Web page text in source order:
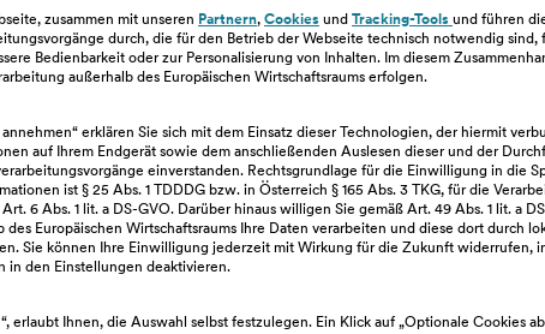
Fragen zu deinem Kredit
z. B. Antrag, Kreditrahmen, Bonität,
Sondertilgung, Sicherheitspaket
Zu den Kredit-Fragen
zusammen mit unseren Partnern, Cookies und Tracking-Tools und führen
durch, die für den Betrieb der Webseite technisch notwendig sind,
Bedienbarkeit oder zur Personalisierung von Inhalten. Im diesem
außerhalb des Europäischen Wirtschaftsraums erfolgen.
erklären Sie sich mit dem Einsatz dieser Technologien, der hiermit
auf Ihrem Endgerät sowie dem anschließenden Auslesen dieser und der
einverstanden. Rechtsgrundlage für die Einwilligung in die
ist § 25 Abs. 1 TDDDG bzw. in Österreich § 165 Abs. 3 TKG, für die
6 Abs. 1 lit. a DS-GVO. Darüber hinaus willigen Sie gemäß Art. 49 Abs. 1 lit. a
des Europäischen Wirtschaftsraums Ihre Daten verarbeiten und diese dort durch
Sie können Ihre Einwilligung jederzeit mit Wirkung für die Zukunft widerrufen,
in den Einstellungen deaktivieren.
erlaubt Ihnen, die Auswahl selbst festzulegen. Ein Klick auf „Optionale Cookies